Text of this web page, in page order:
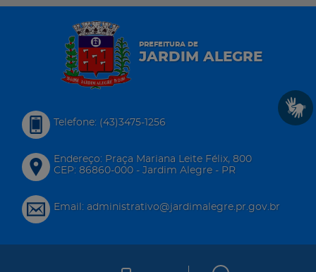
PREFEITURA DE
JARDIM ALEGRE
Telefone: (43)3475-1256
Endereço: Praça Mariana Leite Félix, 800
CEP: 86860-000 - Jardim Alegre - PR
Email: administrativo@jardimalegre.pr.gov.br